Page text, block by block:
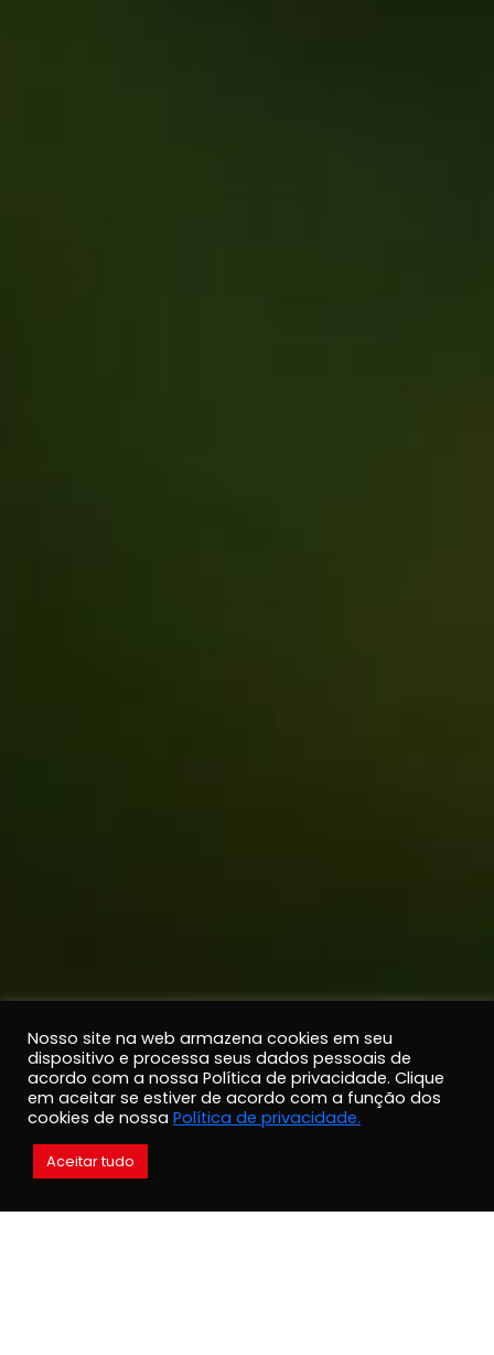
Nosso site na web armazena cookies em seu
dispositivo e processa seus dados pessoais de
acordo com a nossa Política de privacidade. Clique
em aceitar se estiver de acordo com a função dos
cookies de nossa Política de privacidade.
Aceitar tudo